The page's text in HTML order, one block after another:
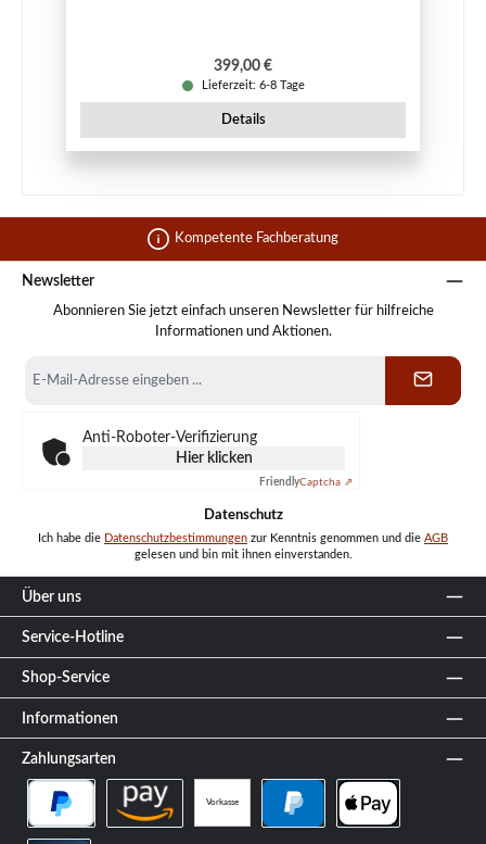
Regulärer Preis:
399,00 €
Lieferzeit: 6-8 Tage
Details
Kompetente Fachberatung
Newsletter
Abonnieren Sie jetzt einfach unseren Newsletter für hilfreiche
Informationen und Aktionen.
Mail-
Anti-Roboter-Verifizierung
Hier klicken
FriendlyCaptcha ⇗
Datenschutz
Ich habe die Datenschutzbestimmungen zur Kenntnis genommen und die AGB
gelesen und bin mit ihnen einverstanden.
Über uns
Service-Hotline
Shop-Service
Informationen
Zahlungsarten
Vorkasse
PayPal Später Bezahlen